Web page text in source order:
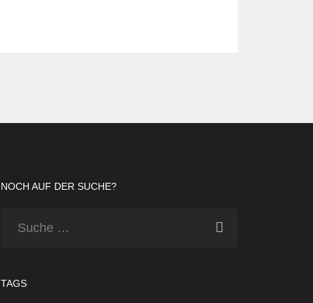
NOCH AUF DER SUCHE?
TAGS